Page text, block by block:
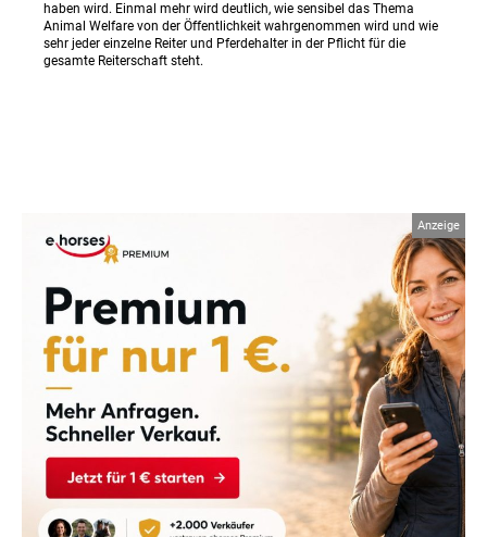
haben wird. Einmal mehr wird deutlich, wie sensibel das Thema
Animal Welfare von der Öffentlichkeit wahrgenommen wird und wie
sehr jeder einzelne Reiter und Pferdehalter in der Pflicht für die
gesamte Reiterschaft steht.